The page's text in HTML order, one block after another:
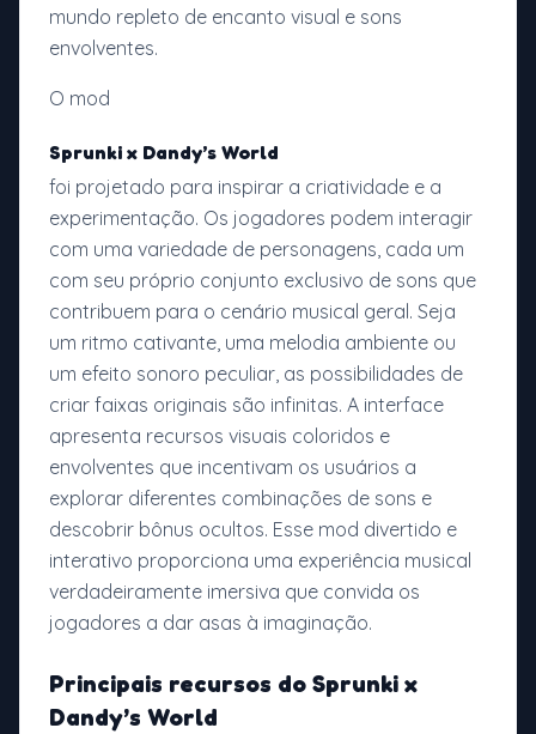
mundo repleto de encanto visual e sons
envolventes.
O mod
Sprunki x Dandy’s World
foi projetado para inspirar a criatividade e a
experimentação. Os jogadores podem interagir
com uma variedade de personagens, cada um
com seu próprio conjunto exclusivo de sons que
contribuem para o cenário musical geral. Seja
um ritmo cativante, uma melodia ambiente ou
um efeito sonoro peculiar, as possibilidades de
criar faixas originais são infinitas. A interface
apresenta recursos visuais coloridos e
envolventes que incentivam os usuários a
explorar diferentes combinações de sons e
descobrir bônus ocultos. Esse mod divertido e
interativo proporciona uma experiência musical
verdadeiramente imersiva que convida os
jogadores a dar asas à imaginação.
Principais recursos do Sprunki x
Dandy’s World